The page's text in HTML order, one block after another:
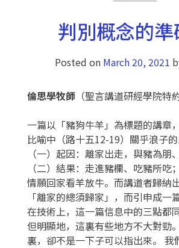
判別概念的準
Posted on March 20, 2021
倫思學牧師（聖言講道研經學院特
一篇以「豬狗牛羊」為標題的講章
比喻中（路十五12-19）關乎浪子
（一）起因：離家出走，與豬為朋
（二）結果：走進豬欄、吃豬所吃
情願回家看羊放牛。而講道者歸納
「離家的總須歸家」，而引申成一
在技術上，這一篇信息中的三點都
但明顯地，這裏有些地方不大對勁
裏，卻不是一下子可以指出來。 我